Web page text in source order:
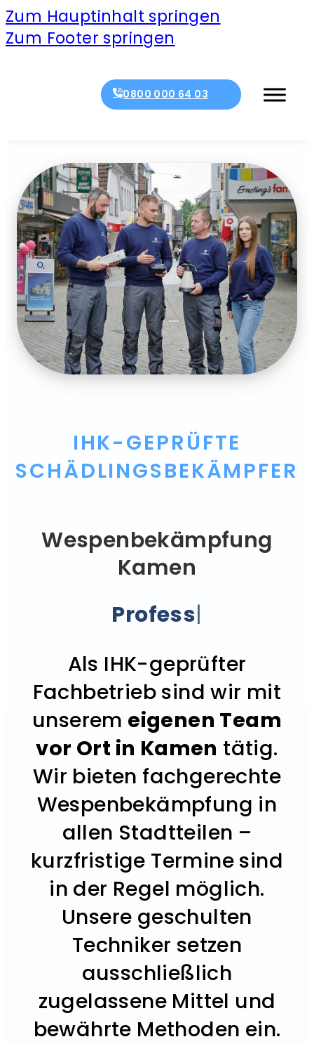
Zum Hauptinhalt springen
Zum Footer springen
0800 000 64 03
IHK-GEPRÜFTE
SCHÄDLINGSBEKÄMPFER
Wespenbekämpfung
Kamen
Professionell.
Als IHK-geprüfter
Fachbetrieb sind wir mit
unserem eigenen Team
vor Ort in Kamen tätig.
Wir bieten fachgerechte
Wespenbekämpfung in
allen Stadtteilen –
kurzfristige Termine sind
in der Regel möglich.
Unsere geschulten
Techniker setzen
ausschließlich
zugelassene Mittel und
bewährte Methoden ein.